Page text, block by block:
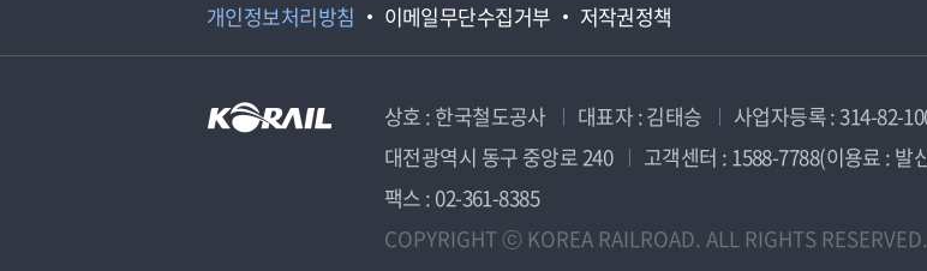
개인정보처리방침 이메일무단수집거부 저작권정책
상호 : 한국철도공사 대표자 : 김태승 사업자등록 : 314-82-
대전광역시 동구 중앙로 240
고객센터 : 1588-7788(이용료 : 발
팩스 : 02-361-8385
COPYRIGHT ⓒ KOREA RAILROAD. ALL RIGHTS RESERVED.